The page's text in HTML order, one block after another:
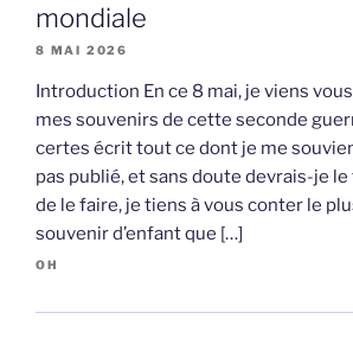
mondiale
8 MAI 2026
Introduction En ce 8 mai, je viens
mes souvenirs de cette seconde
certes écrit tout ce dont je me
pas publié, et sans doute devrais-je
de le faire, je tiens à vous conter le
souvenir d’enfant que […]
OH